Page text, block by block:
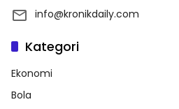
info@kronikdaily.com
Kategori
Ekonomi
Bola